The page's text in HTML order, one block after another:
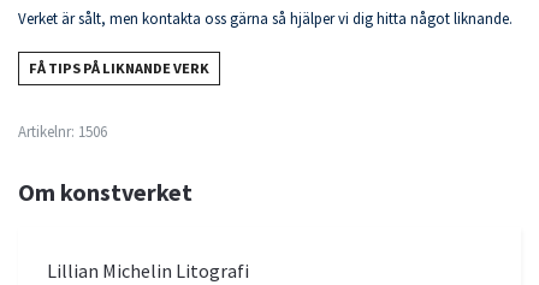
Verket är sålt, men kontakta oss gärna så hjälper vi dig hitta något liknande.
FÅ TIPS PÅ LIKNANDE VERK
Artikelnr: 1506
Om konstverket
Lillian Michelin Litografi